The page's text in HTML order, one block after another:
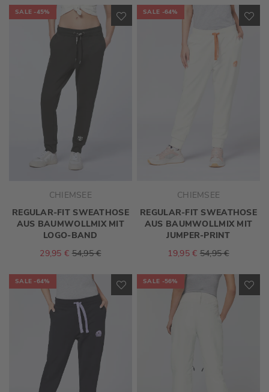
SALE -45%
ZUR
WUNSCHLISTE
HINZUFÜGEN
CHIEMSEE
REGULAR-FIT SWEATHOSE
AUS BAUMWOLLMIX MIT
LOGO-BAND
29,95 € 54,95 €
SALE -64%
CHIEMSEE
REGULAR-FIT SWEATHOSE
AUS BAUMWOLLMIX MIT
JUMPER-PRINT
19,95 € 54,95 €
SALE -64%
ZUR
WUNSCHLISTE
HINZUFÜGEN
SALE -56%